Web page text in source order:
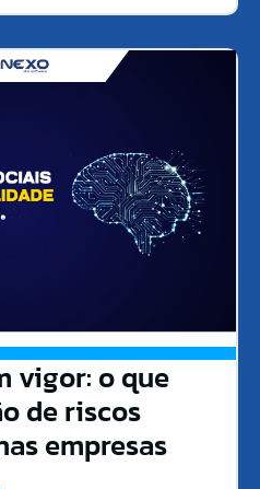
vigor: o que
de riscos
empresas